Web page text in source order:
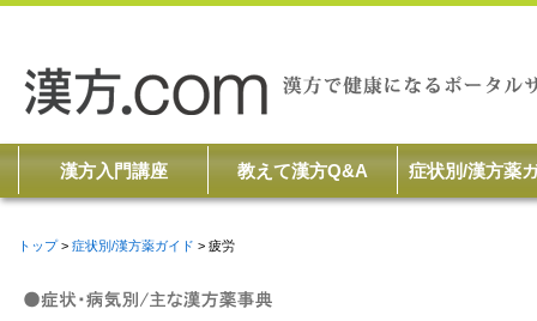
漢方入門講座 教えて漢方Q&A 症状別/漢方薬
トップ 症状別/漢方薬ガイド 疲労